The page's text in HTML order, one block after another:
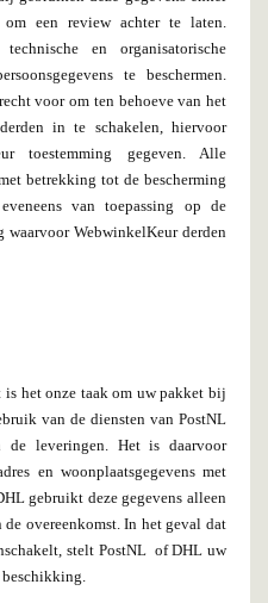
een review achter te laten.
en organisatorische
te beschermen.
voor om ten behoeve van het
in te schakelen, hiervoor
toestemming gegeven. Alle
betrekking tot de bescherming
van toepassing op de
WebwinkelKeur derden
het onze taak om uw pakket bij
van de diensten van PostNL
leveringen. Het is daarvoor
en woonplaatsgegevens met
gebruikt deze gegevens alleen
overeenkomst. In het geval dat
stelt PostNL of DHL uw
beschikking.